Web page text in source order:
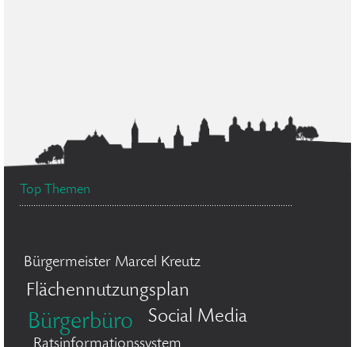
Top Themen
Bürgermeister Marcel Kreutz
Flächennutzungsplan
Bürgerbüro Social Media